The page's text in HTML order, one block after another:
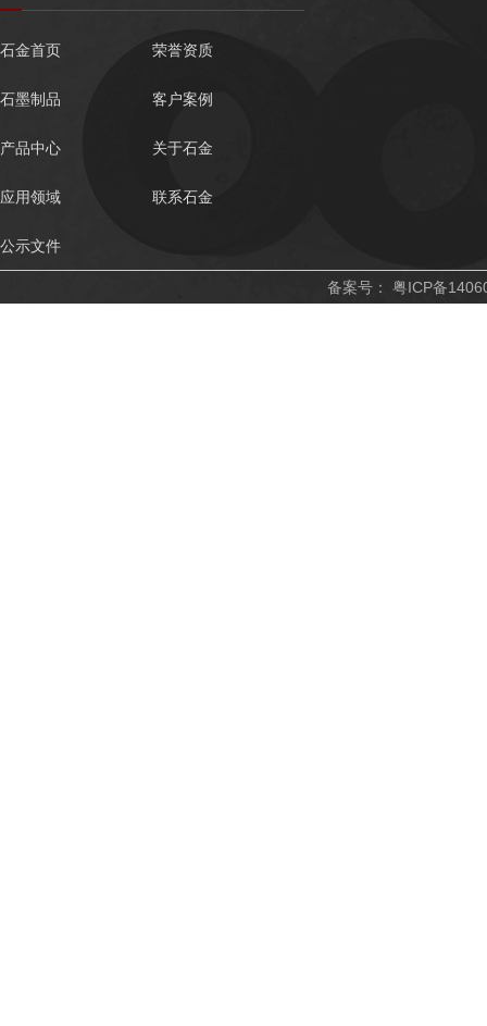
石金首页 荣誉资质
石墨制品 客户案例
产品中心 关于石金
应用领域 联系石金
公示文件
备案号： 粤ICP备